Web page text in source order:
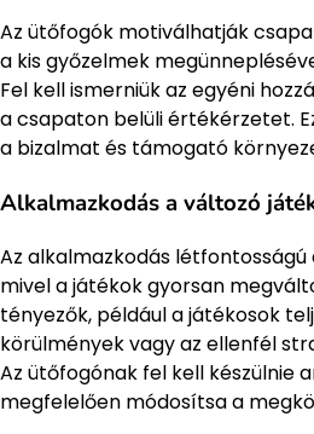
Az ütőfogók motiválhatják
a kis győzelmek
Fel kell ismerniük az egyéni
a csapaton belüli értékérzetet.
a bizalmat és támogató
Alkalmazkodás a változó
Az alkalmazkodás
mivel a játékok gyorsan
tényezők, például a játékosok
körülmények vagy az ellenfél
Az ütőfogónak fel kell készülnie
megfelelően módosítsa a